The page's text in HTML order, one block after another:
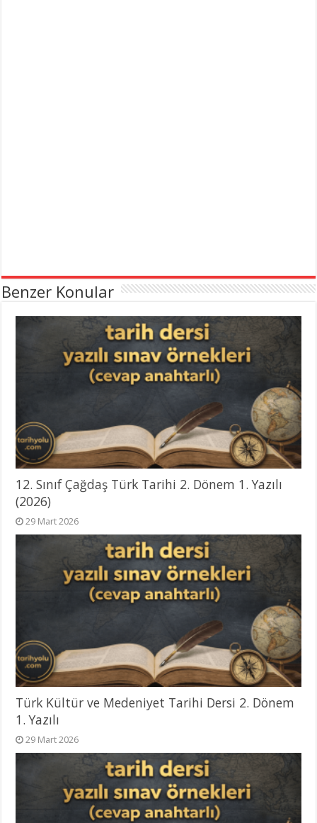
Benzer Konular
12. Sınıf Çağdaş Türk Tarihi 2. Dönem 1. Yazılı
(2026)
29 Mart 2026
Türk Kültür ve Medeniyet Tarihi Dersi 2. Dönem
1. Yazılı
29 Mart 2026